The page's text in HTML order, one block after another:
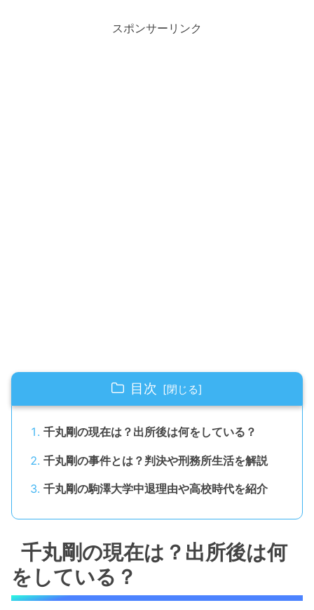
スポンサーリンク
目次
千丸剛の現在は？出所後は何をしている？
千丸剛の事件とは？判決や刑務所生活を解説
千丸剛の駒澤大学中退理由や高校時代を紹介
千丸剛の現在は？出所後は何
をしている？